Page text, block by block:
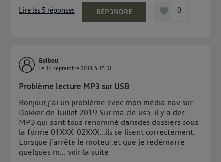
Lire les 5 réponses RÉPONDRE 0
Guibou
Le 14 septembre 2019 à 15:51
Problème lecture MP3 sur USB
Bonjour,j'ai un problème avec mon média nav sur
Dokker de Juillet 2019.Sur ma clé usb, il y a des
MP3 qui sont tous renommé dansdes dossiers sous
la forme 01XXX, 02XXX...ils se lisent correctement.
Lorsque j'arrête le moteur,et que je redémarre
quelques m...voir la suite